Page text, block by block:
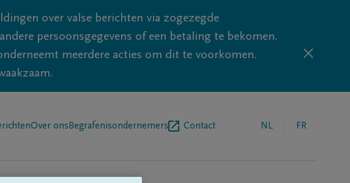
over valse berichten via zogezegde
persoonsgegevens of een betaling te bekomen.
meerdere acties om dit te voorkomen.
Over ons Begrafenisondernemers Contact NL FR